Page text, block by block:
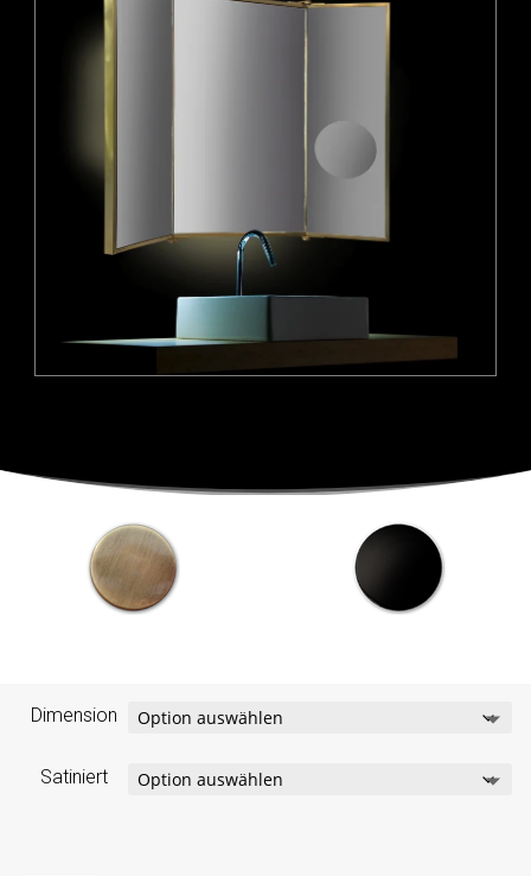
Dimension
Satiniert